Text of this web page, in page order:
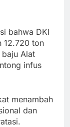
bahwa DKI
12.720 ton
Alat
infus
menambah
dan